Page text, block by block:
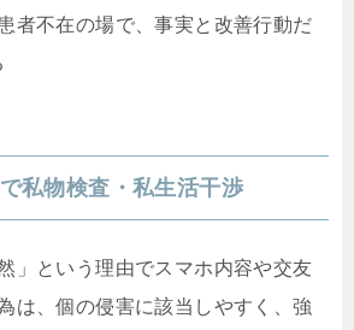
者不在の場で、事実と改善行動だ
私物検査・私生活干渉
」という理由でスマホ内容や交友
は、個の侵害に該当しやすく、強